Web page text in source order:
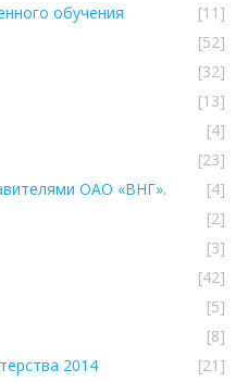
обучения
[11]
[52]
[32]
[13]
[4]
[23]
ОАО «ВНГ».
[4]
[2]
[3]
[42]
[5]
[8]
2014
[21]